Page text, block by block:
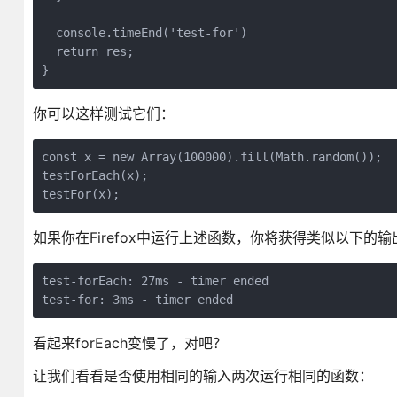
  console.timeEnd('test-for')
  return res;
}
你可以这样测试它们：
const x = new Array(100000).fill(Math.random());
testForEach(x);
testFor(x);
如果你在Firefox中运行上述函数，你将获得类似以下的输
test-forEach: 27ms - timer ended
test-for: 3ms - timer ended
看起来forEach变慢了，对吧？
让我们看看是否使用相同的输入两次运行相同的函数：